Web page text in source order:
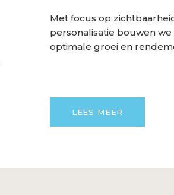
Met focus op
personalisatie bouwen
optimale groei en
LEES MEER